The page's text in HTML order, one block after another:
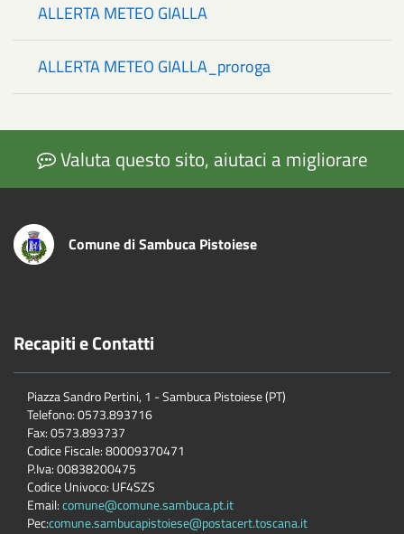
ALLERTA METEO GIALLA
ALLERTA METEO GIALLA_proroga
Valuta questo sito, aiutaci a migliorare
Comune di Sambuca Pistoiese
Recapiti e Contatti
Piazza Sandro Pertini, 1 - Sambuca Pistoiese (PT)
Telefono: 0573.893716
Fax: 0573.893737
Codice Fiscale: 80009370471
P.Iva: 00838200475
Codice Univoco: UF4SZS
Email:comune@comune.sambuca.pt.it
Pec:comune.sambucapistoiese@postacert.toscana.it